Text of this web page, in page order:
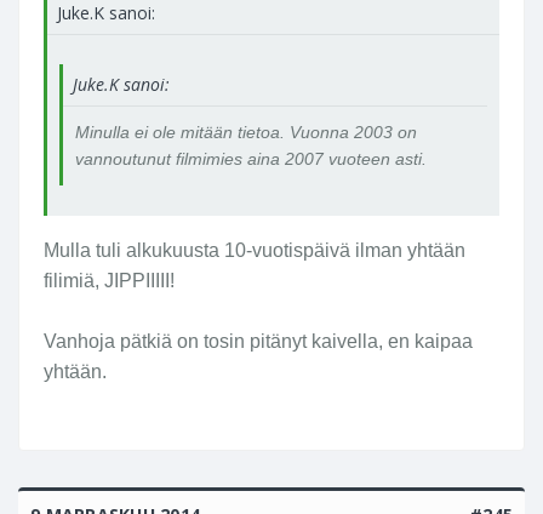
Juke.K sanoi:
Juke.K sanoi:
Minulla ei ole mitään tietoa. Vuonna 2003 on
vannoutunut filmimies aina 2007 vuoteen asti.
Mulla tuli alkukuusta 10-vuotispäivä ilman yhtään
filimiä, JIPPIIIII!
Vanhoja pätkiä on tosin pitänyt kaivella, en kaipaa
yhtään.